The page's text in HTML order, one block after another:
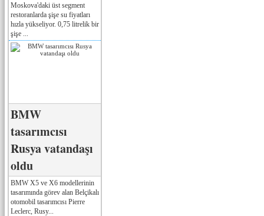
Moskova'daki üst segment
restoranlarda şişe su fiyatları
hızla yükseliyor. 0,75 litrelik bir
şişe ...
BMW
tasarımcısı
Rusya vatandaşı
oldu
BMW X5 ve X6 modellerinin
tasarımında görev alan Belçikalı
otomobil tasarımcısı Pierre
Leclerc, Rusy...